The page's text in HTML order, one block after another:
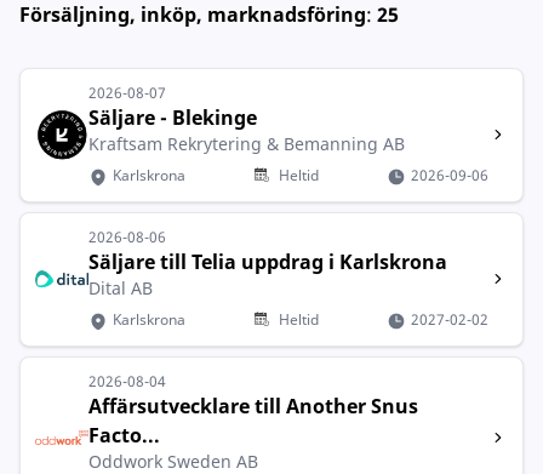
Försäljning, inköp, marknadsföring: 25
2026-08-07
Säljare - Blekinge
Kraftsam Rekrytering & Bemanning AB
Karlskrona Heltid 2026-09-06
2026-08-06
Säljare till Telia uppdrag i Karlskrona
Dital AB
Karlskrona Heltid 2027-02-02
2026-08-04
Affärsutvecklare till Another Snus
Facto...
Oddwork Sweden AB